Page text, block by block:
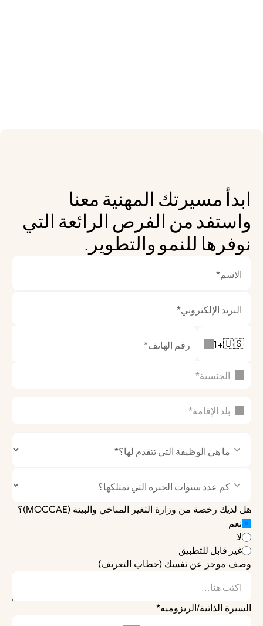
نوفرها للنمو والتطوير.
🇺🇸
+
1
الجنسية*
بلد الإقامة*
هل لديك رخصة من وزارة التغير المناخي والبيئة (MOCCAE)؟
نعم
لا
غير قابل للتطبيق
وصف موجز عن نفسك (خطاب التعريف)
السيرة الذاتية/الريزوميه*